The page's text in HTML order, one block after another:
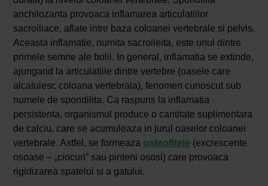
anchilozanta provoaca inflamarea articulatiilor
sacroiliace, aflate intre baza coloanei vertebrale si pelvis.
Aceasta inflamatie, numita sacroileita, este unul dintre
primele semne ale bolii. In general, inflamatia se extinde,
ajungand la articulatiile dintre vertebre (oasele care
alcatuiesc coloana vertebrala), fenomen cunoscut sub
numele de spondilita. Ca raspuns la inflamatia
persistenta, organismul produce o cantitate suplimentara
de calciu, care se acumuleaza in jurul oaselor coloanei
vertebrale. Astfel, se formeaza osteofitele (excrescente
osoase – „ciocuri” sau pinteni ososi) care provoaca
rigidizarea spatelui si a gatului.